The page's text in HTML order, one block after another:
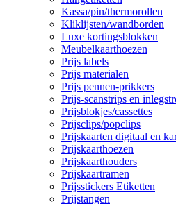
Kassa/pin/thermorollen
Kliklijsten/wandborden
Luxe kortingsblokken
Meubelkaarthoezen
Prijs labels
Prijs materialen
Prijs pennen-prikkers
Prijs-scanstrips en
Prijsblokjes/cassettes
Prijsclips/popclips
Prijskaarten digitaal en
Prijskaarthoezen
Prijskaarthouders
Prijskaartramen
Prijsstickers Etiketten
Prijstangen